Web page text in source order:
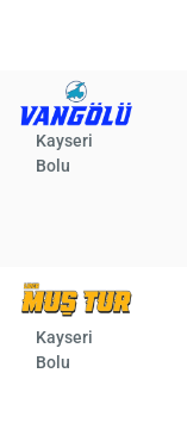
Kayseri
Bolu
Kayseri
Bolu